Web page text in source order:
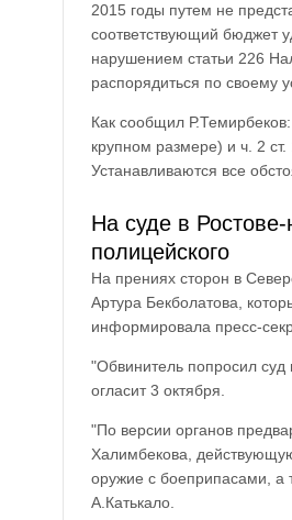
2015 годы путем не
соответствующий бюджет
нарушением статьи 226
распорядиться по своему
Как сообщил
крупном размере) и ч. 2
Устанавливаются все
На суде в
полицейского
На прениях сторон в
Артура Бекболатова,
информировала пресс-
"Обвинитель попросил
огласит 3 октября.
"По версии органов
Халимбекова,
оружие с боеприпасами, а
А.Катькало.